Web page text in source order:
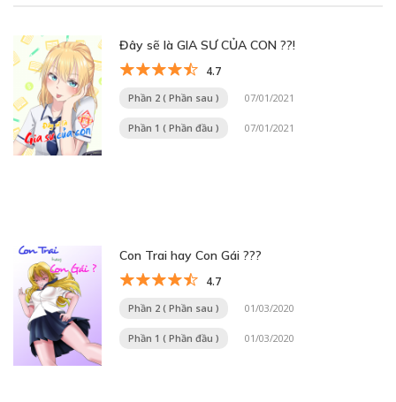
Đây sẽ là GIA SƯ CỦA CON ??!
4.7
Phần 2 ( Phần sau ) 07/01/2021
Phần 1 ( Phần đầu ) 07/01/2021
Con Trai hay Con Gái ???
4.7
Phần 2 ( Phần sau ) 01/03/2020
Phần 1 ( Phần đầu ) 01/03/2020